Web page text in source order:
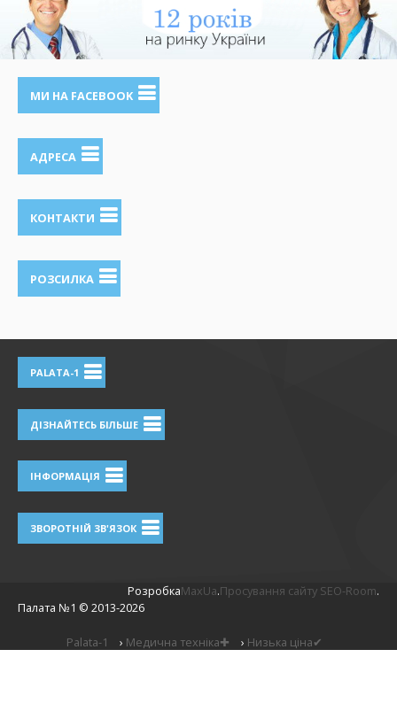
МИ НА FACEBOOK
АДРЕСА
КОНТАКТИ
РОЗСИЛКА
PALATA-1
ДІЗНАЙТЕСЬ БІЛЬШЕ
ІНФОРМАЦІЯ
ЗВОРОТНІЙ ЗВ'ЯЗОК
РозробкаMaxUa.Просування сайту SEO-Room.
Палата №1 © 2013-2026
Palata-1 › Медична техніка✚ › Низька ціна✔